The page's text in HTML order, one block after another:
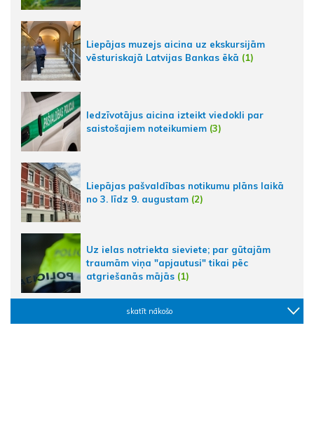
Liepājas muzejs aicina uz ekskursijām
vēsturiskajā Latvijas Bankas ēkā (1)
Iedzīvotājus aicina izteikt viedokli par
saistošajiem noteikumiem (3)
Liepājas pašvaldības notikumu plāns laikā
no 3. līdz 9. augustam (2)
Uz ielas notriekta sieviete; par gūtajām
traumām viņa "apjautusi" tikai pēc
atgriešanās mājās (1)
skatīt nākošo